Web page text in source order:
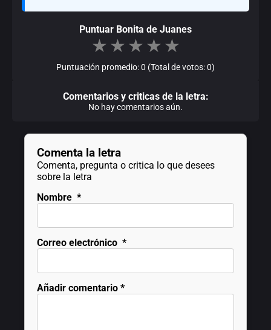
Puntuar Bonita de Juanes
★ ★ ★ ★ ★
Puntuación promedio: 0 (Total de votos: 0)
Comentarios y criticas de la letra:
No hay comentarios aún.
Comenta la letra
Comenta, pregunta o critica lo que desees
sobre la letra
Nombre *
Correo electrónico *
Añadir comentario *